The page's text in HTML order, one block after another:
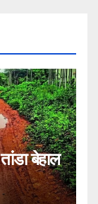
बेहाल